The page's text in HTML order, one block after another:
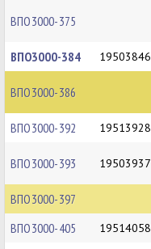
ВПО3000-375
ВПО3000-384 19503846
ВПО3000-386
ВПО3000-392 19513928
ВПО3000-393 19503937
ВПО3000-397
ВПО3000-405 19514058